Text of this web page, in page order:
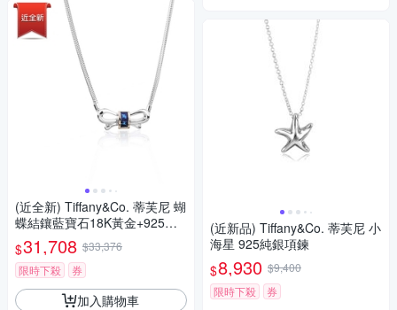
(近全新) Tiffany&Co. 蒂芙尼 蝴
蝶結鑲藍寶石18K黃金+925純
銀項鍊
$31,708 $33,376
限時下殺
券
加入購物車
(近新品) Tiffany&Co. 蒂芙尼 小
海星 925純銀項鍊
$8,930 $9,400
限時下殺
券